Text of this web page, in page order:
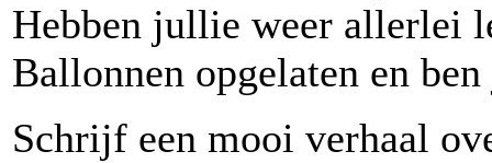
Hebben jullie weer allerlei
Ballonnen opgelaten en
Schrijf een mooi verhaal